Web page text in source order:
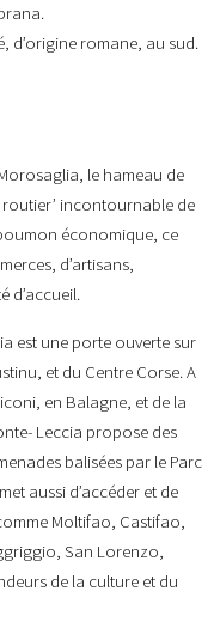
d’origine romane, au sud.
le hameau de
incontournable de
économique, ce
d’artisans,
d’accueil.
est une porte ouverte sur
et du Centre Corse. A
en Balagne, et de la
Leccia propose des
balisées par le Parc
aussi d’accéder et de
Moltifao, Castifao,
San Lorenzo,
de la culture et du